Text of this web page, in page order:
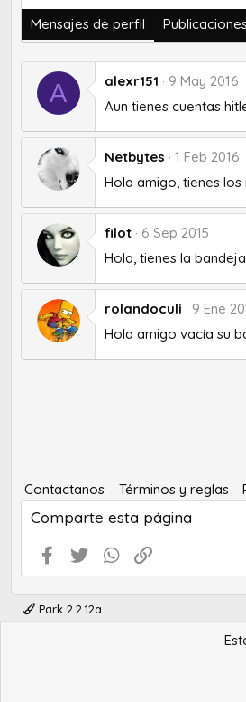
Mensajes de perfil
A alexr151
9 May 2016
Aun tienes cuentas
Netbytes
1 Feb 2016
Hola amigo, tienes
filot
6 Sep 2015
Hola, tienes la
rolandoculi
9 Ene
Hola amigo vacía su
Contactanos Términos y reglas
Comparte esta página
Facebook
Twitter WhatsApp
Park 2.2.12a